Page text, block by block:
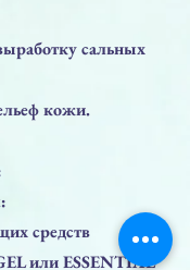
сальных
кожи.
средств
или ESSENTIAL